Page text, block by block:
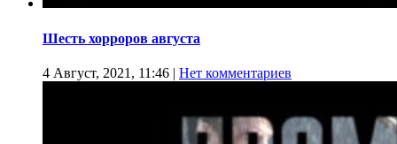
Шесть хорроров августа
4 Август, 2021, 11:46 | Нет комментариев